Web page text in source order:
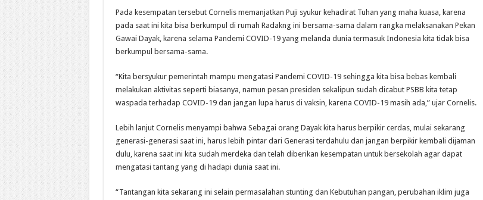
Pada kesempatan tersebut Cornelis memanjatkan Puji syukur kehadirat Tuhan yang maha kuasa, karena
pada saat ini kita bisa berkumpul di rumah Radakng ini bersama-sama dalam rangka melaksanakan Pekan
Gawai Dayak, karena selama Pandemi COVID-19 yang melanda dunia termasuk Indonesia kita tidak bisa
berkumpul bersama-sama.
“Kita bersyukur pemerintah mampu mengatasi Pandemi COVID-19 sehingga kita bisa bebas kembali
melakukan aktivitas seperti biasanya, namun pesan presiden sekalipun sudah dicabut PSBB kita tetap
waspada terhadap COVID-19 dan jangan lupa harus di vaksin, karena COVID-19 masih ada,” ujar Cornelis.
Lebih lanjut Cornelis menyampi bahwa Sebagai orang Dayak kita harus berpikir cerdas, mulai sekarang
generasi-generasi saat ini, harus lebih pintar dari Generasi terdahulu dan jangan berpikir kembali dijaman
dulu, karena saat ini kita sudah merdeka dan telah diberikan kesempatan untuk bersekolah agar dapat
mengatasi tantang yang di hadapi dunia saat ini.
“Tantangan kita sekarang ini selain permasalahan stunting dan Kebutuhan pangan, perubahan iklim juga